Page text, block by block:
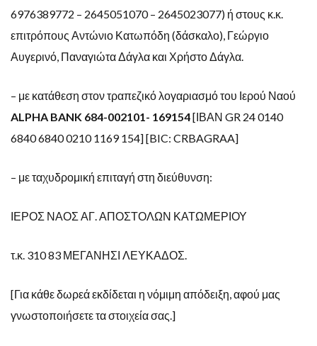
6976389772 – 2645051070 – 2645023077) ή στους κ.κ.
επιτρόπους Αντώνιο Κατωπόδη (δάσκαλο), Γεώργιο
Αυγερινό, Παναγιώτα Δάγλα και Χρήστο Δάγλα.
– με κατάθεση στον τραπεζικό λογαριασμό του Ιερού Ναού
ALPHA BANK 684-002101- 169154[ΙΒΑΝ GR 24 0140
6840 6840 0210 1169 154] [BIC: CRBAGRAA]
– με ταχυδρομική επιταγή στη διεύθυνση:
ΙΕΡΟΣ ΝΑΟΣ ΑΓ. ΑΠΟΣΤΟΛΩΝ ΚΑΤΩΜΕΡΙΟΥ
τ.κ. 310 83 ΜΕΓΑΝΗΣΙ ΛΕΥΚΑΔΟΣ.
[Για κάθε δωρεά εκδίδεται η νόμιμη απόδειξη, αφού μας
γνωστοποιήσετε τα στοιχεία σας.]